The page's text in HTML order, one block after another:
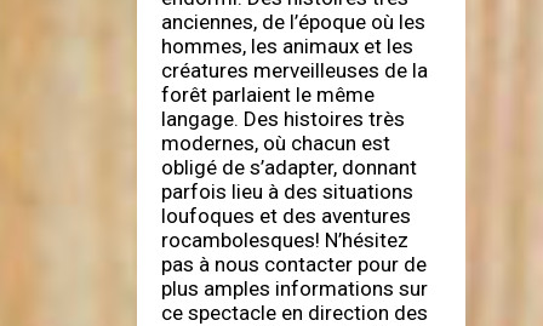
anciennes, de l’époque où les
hommes, les animaux et les
créatures merveilleuses de la
forêt parlaient le même
langage. Des histoires très
modernes, où chacun est
obligé de s’adapter, donnant
parfois lieu à des situations
loufoques et des aventures
rocambolesques! N’hésitez
pas à nous contacter pour de
plus amples informations sur
ce spectacle en direction des